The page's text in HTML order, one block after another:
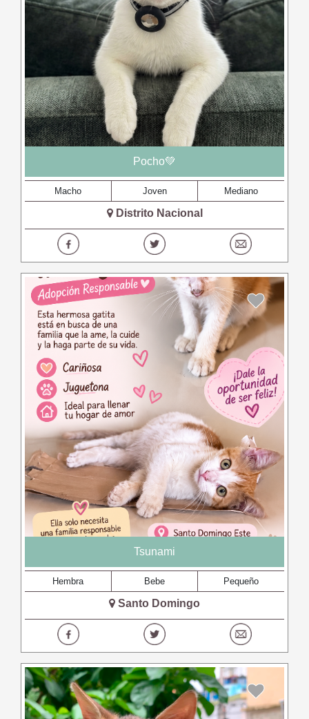
Pocho💚
Macho Joven Mediano
Distrito Nacional
Tsunami
Hembra Bebe Pequeño
Santo Domingo